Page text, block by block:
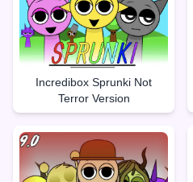
Incredibox Sprunki Not
Terror Version